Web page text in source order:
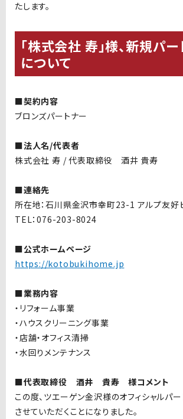
たします。
「株式会社 寿」様、新規パ
について
■契約内容
ブロンズパートナー
■法人名/代表者
株式会社 寿 / 代表取締役 酒井 貴寿
■連絡先
所在地：石川県金沢市幸町23-1 アルプ友好
TEL：076-203-8024
■公式ホームページ
https://kotobukihome.jp
■業務内容
・リフォーム事業
・ハウスクリーニング事業
・店舗・オフィス清掃
・水回りメンテナンス
■代表取締役 酒井 貴寿 様コメント
この度、ツエーゲン金沢様のオフィシャルパ
させていただくことになりました。